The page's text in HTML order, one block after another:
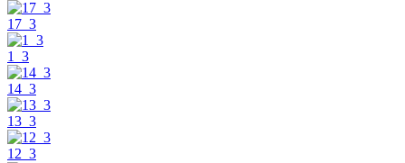
17_3
1_3
14_3
13_3
12_3